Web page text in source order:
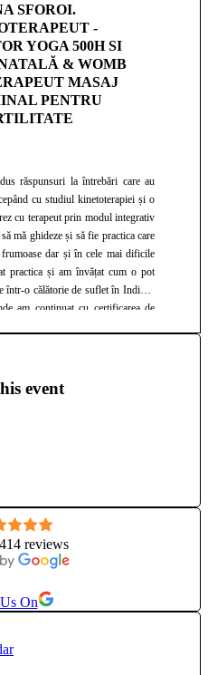
SFOROI.
-
YOGA 500H SI
& WOMB
MASAJ
PENTRU
răspunsuri la întrebări care au
cu studiul kinetoterapiei și o
cu terapeut prin modul integrativ
mă ghideze și să fie practica care
dar și în cele mai dificile
practica și am învățat cum o pot
într-o călătorie de suflet în India și
am continuat cu certificarea de
- prin care îmi propun ca
event
reviews
On